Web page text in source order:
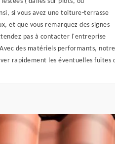
si vous avez une toiture-terrasse
et que vous remarquez des signes
pas à contacter l'entreprise
des matériels performants, notre
rapidement les éventuelles fuites